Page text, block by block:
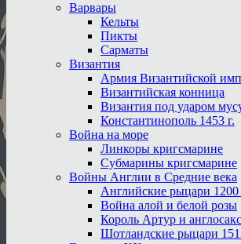
Варвары
Кельты
Пикты
Сарматы
Византия
Армия Византийской
Византийская конница
Византия под ударом
Константинополь 1453 г.
Война на море
Линкоры кригсмарине
Субмарины кригсмарине
Войны Англии в Средние века
Английские рыцари
Война алой и белой розы
Король Артур и
Шотландские рыцари